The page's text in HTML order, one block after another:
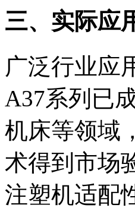
三、实际应
广泛行业应
A37系列已
机床等领域
术得到市场
注塑机适配